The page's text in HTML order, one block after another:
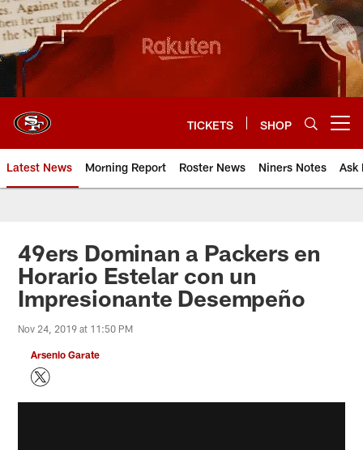
Skip
to
main
content
TICKETS SHOP
Latest News Morning Report Roster News Niners Notes Ask
49ers Dominan a Packers en
Horario Estelar con un
Impresionante Desempeño
Nov 24, 2019 at 11:50 PM
Arsenio Garate